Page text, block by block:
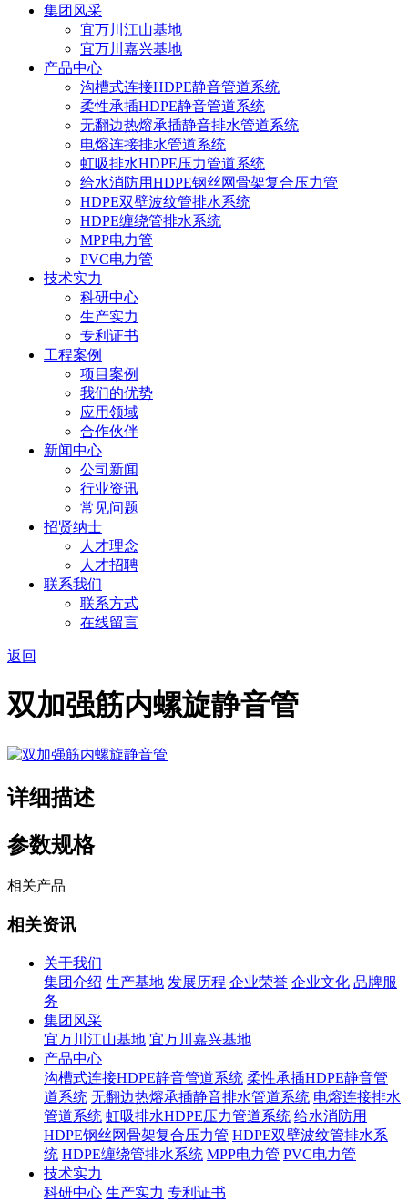
集团风采
宜万川江山基地
宜万川嘉兴基地
产品中心
沟槽式连接HDPE静音管道系统
柔性承插HDPE静音管道系统
无翻边热熔承插静音排水管道系统
电熔连接排水管道系统
虹吸排水HDPE压力管道系统
给水消防用HDPE钢丝网骨架复合压力管
HDPE双壁波纹管排水系统
HDPE缠绕管排水系统
MPP电力管
PVC电力管
技术实力
科研中心
生产实力
专利证书
工程案例
项目案例
我们的优势
应用领域
合作伙伴
新闻中心
公司新闻
行业资讯
常见问题
招贤纳士
人才理念
人才招聘
联系我们
联系方式
在线留言
返回
双加强筋内螺旋静音管
详细描述
参数规格
相关产品
相关资讯
关于我们
集团介绍 生产基地 发展历程 企业荣誉 企业文化 品牌服
务
集团风采
宜万川江山基地 宜万川嘉兴基地
产品中心
沟槽式连接HDPE静音管道系统 柔性承插HDPE静音管
道系统 无翻边热熔承插静音排水管道系统 电熔连接排水
管道系统 虹吸排水HDPE压力管道系统 给水消防用
HDPE钢丝网骨架复合压力管 HDPE双壁波纹管排水系
统 HDPE缠绕管排水系统 MPP电力管 PVC电力管
技术实力
科研中心 生产实力 专利证书